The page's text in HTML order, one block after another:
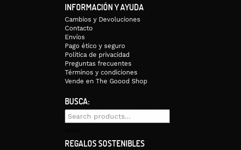
siempre a máximo 30 grados y que evites la secadora y la lejía.
y Ceuta y Melilla, que tienen un coste de 4 euros. Los envíos a
puedes devolverla y entrará en un proceso posterior de reciclaje textil y
INFORMACIÓN Y AYUDA
Cambios y Devoluciones
Contacto
Envíos
Pago ético y seguro
Política de privacidad
Preguntas frecuentes
Términos y condiciones
Vende en The Goood Shop
BUSCA:
Search
REGALOS SOSTENIBLES